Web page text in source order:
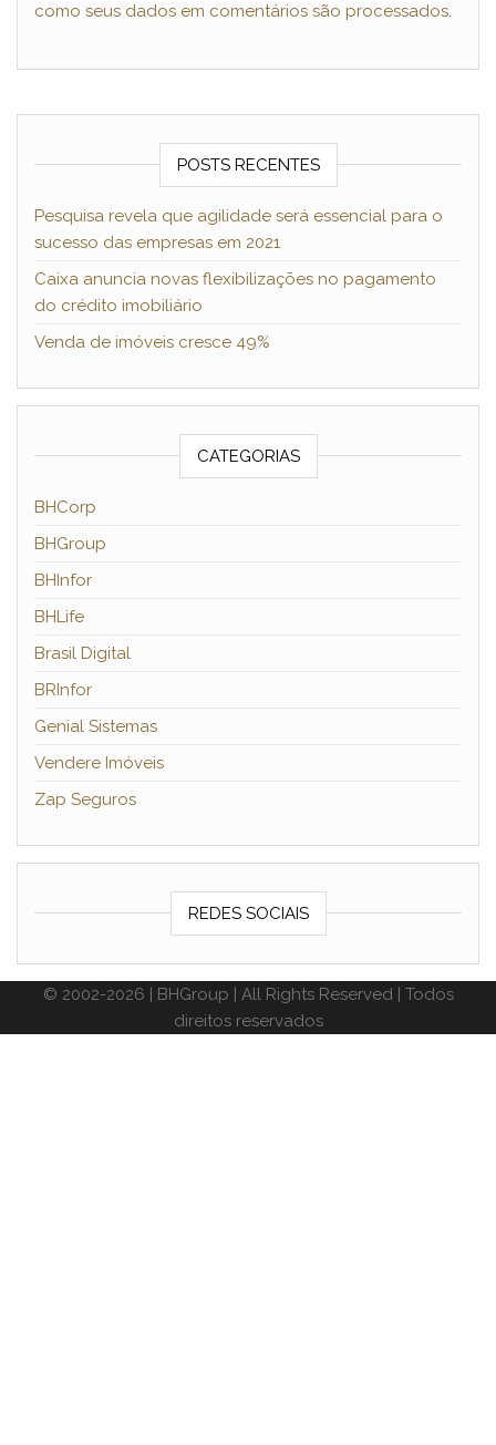
como seus dados em comentários são processados.
POSTS RECENTES
Pesquisa revela que agilidade será essencial para o
sucesso das empresas em 2021
Caixa anuncia novas flexibilizações no pagamento
do crédito imobiliário
Venda de imóveis cresce 49%
CATEGORIAS
BHCorp
BHGroup
BHInfor
BHLife
Brasil Digital
BRInfor
Genial Sistemas
Vendere Imóveis
Zap Seguros
REDES SOCIAIS
© 2002-2026 | BHGroup | All Rights Reserved | Todos
direitos reservados